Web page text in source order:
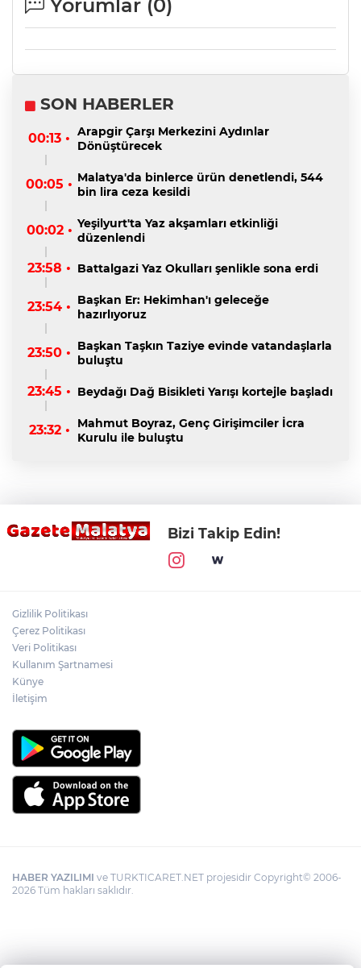
Yorumlar (0)
SON HABERLER
00:13 • Arapgir Çarşı Merkezini Aydınlar
Dönüştürecek
00:05 • Malatya'da binlerce ürün denetlendi, 544
bin lira ceza kesildi
00:02 • Yeşilyurt'ta Yaz akşamları etkinliği
düzenlendi
23:58 • Battalgazi Yaz Okulları şenlikle sona erdi
23:54 • Başkan Er: Hekimhan'ı geleceğe
hazırlıyoruz
23:50 • Başkan Taşkın Taziye evinde vatandaşlarla
buluştu
23:45 • Beydağı Dağ Bisikleti Yarışı kortejle başladı
23:32 •
Mahmut Boyraz, Genç Girişimciler İcra
Kurulu ile buluştu
Bizi Takip Edin!
Gizlilik Politikası
Çerez Politikası
Veri Politikası
Kullanım Şartnamesi
Künye
İletişim
HABER YAZILIMI ve TURKTICARET.NET projesidir Copyright© 2006-
2026 Tüm hakları saklıdır.